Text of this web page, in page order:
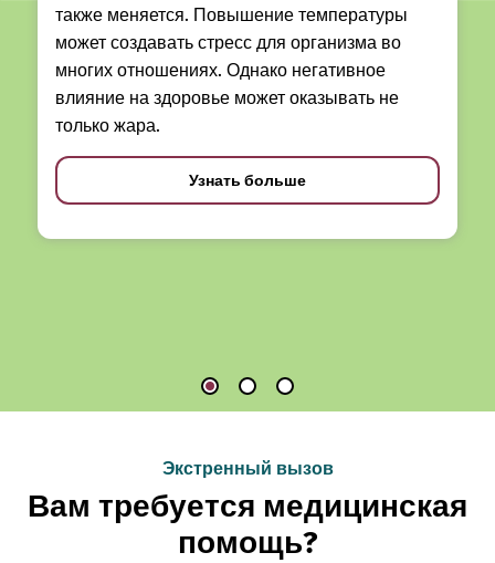
также меняется. Повышение температуры
может создавать стресс для организма во
многих отношениях. Однако негативное
влияние на здоровье может оказывать не
только жара.
Узнать больше
Экстренный вызов
Вам требуется медицинская
помощь?